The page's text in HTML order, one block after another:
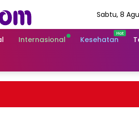
Sabtu, 8
Internasional Kesehatan